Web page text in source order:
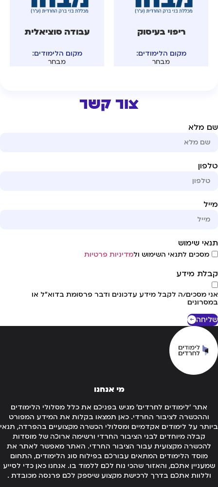
ריפוי בעיסוק
מקום הלימודים:
מבחר
עבודה סוציאלית
מקום הלימודים:
מבחר
צור קשר
מלא
שימוש
מסכים לתנאי השימוש ולמדיניות פרטיות
מידע
מסכים/ה לקבל מידע עדכונים ודבר פרסומת בדוא"ל או
מי אנחנו
אתר 'לימודים לחרדים' מגיש בפניכם את כלל מסלולי הלימודים
וההכשרה לציבור החרדי. כאן תמצאו בקלות את המידע המפורט
על לימודים אקדמיים ומסלולי הכשרה מקצועיים בהפרדה, תנאי
קבלה מיוחדים לבני הציבור החרדי ורשימה ארוכה של מוסדות
להכשרה מקצועית עבור הציבור החרדי. האתר מאפשר לאתר את
מוסד הלימודים המתאים עבורכם בפילוח סוג הלימודים, התחום
אתכם, והאזור שהכי נוח לכם ללמוד בו. אנחנו כאן כדי לסייע
וללוות אתכם בדרך לרכישת מקצוע שיספק לכם פרנסה מכובדת .